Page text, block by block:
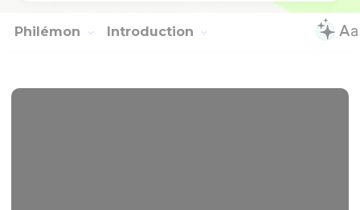
Philémon Introduction